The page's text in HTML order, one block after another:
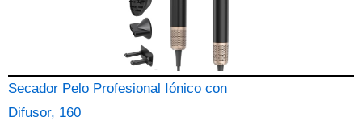
Secador Pelo Profesional Iónico con
Difusor, 160